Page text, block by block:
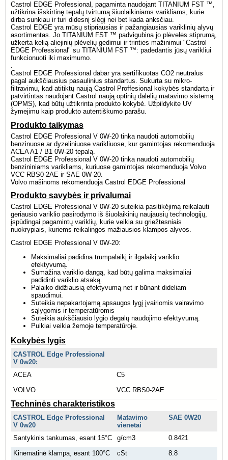
Castrol EDGE Professional, pagaminta naudojant TITANIUM FST ™,
užtikrina išskirtinę tepalų tvirtumą šiuolaikiniams varikliams, kurie
dirba sunkiau ir turi didesnį slėgį nei bet kada anksčiau.
Castrol EDGE yra mūsų stipriausias ir pažangiausias variklinių alyvų
asortimentas. Jo TITANIUM FST ™ padvigubina jo plėvelės stiprumą,
užkerta kelią aliejinių plėvelių gedimui ir trinties mažinimui "Castrol
EDGE Professional" su TITANIUM FST ™: padedantis jūsų varikliui
funkcionuoti iki maximumo.
.
Castrol EDGE Professional dabar yra sertifikuotas CO2 neutralus
pagal aukščiausius pasaulinius standartus. Sukurta su mikro-
filtravimu, kad atitiktų naują Castrol Proffesional kokybės standartą ir
patvirtintas naudojant Castrol naują optinių dalelių matavimo sistemą
(OPMS), kad būtų užtikrinta produkto kokybė. Užpildykite UV
žymejimu kaip produkto autentiškumo parašu.
Produkto taikymas
Castrol EDGE Professional V 0W-20 tinka naudoti automobilių
benzinuose ar dyzeliniuose varikliuose, kur gamintojas rekomenduoja
ACEA A1 / B1 0W-20 tepalą.
Castrol EDGE Professional V 0W-20 tinka naudoti automobilių
benzininiams varikliams, kuriuose gamintojas rekomenduoja Volvo
VCC RBS0-2AE ir SAE 0W-20.
Volvo mašinoms rekomenduoja Castrol EDGE Professional
Produkto savybės ir privalumai
Castrol EDGE Professional V 0W-20 suteikia pasitikėjimą reikalauti
geriausio variklio pasirodymo iš šiuolaikinių naujausių technologijų,
įspūdingai pagamintų variklių, kurie veikia su griežtesniais
nuokrypiais, kuriems reikalingos mažiausios klampos alyvos.
Castrol EDGE Professional V 0W-20:
Maksimaliai padidina trumpalaikį ir ilgalaikį variklio
efektyvumą.
Sumažina variklio dangą, kad būtų galima maksimaliai
padidinti variklio atsaką.
Palaiko didžiausią efektyvumą net ir būnant dideliam
spaudimui.
Suteikia nepakartojamą apsaugos lygį įvairiomis vairavimo
sąlygomis ir temperatūromis
Suteikia aukščiausio lygio degalų naudojimo efektyvumą.
Puikiai veikia žemoje temperatūroje.
Kokybės lygis
CASTROL Edge Professional
V 0w20:
ACEA
C5
VOLVO
VCC RBS0-2AE
Techninės charakteristikos
CASTROL Edge Professional
V 0w20
Matavimo
vienetai
SAE 0W20
Santykinis tankumas, esant 15°C g/cm3
0.8421
Kinematinė klampa, esant 100°C
cSt
8.8